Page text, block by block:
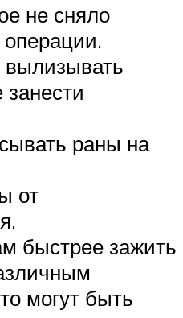
не сняло
операции.
вылизывать
раны на
от
быстрее зажить
могут быть